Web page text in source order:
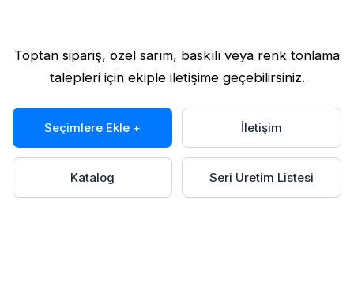
Toptan sipariş, özel sarım, baskılı veya renk tonlama
talepleri için ekiple iletişime geçebilirsiniz.
Seçimlere Ekle + İletişim
Katalog Seri Üretim Listesi